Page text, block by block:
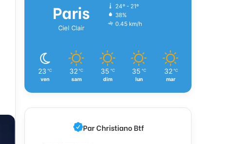
Paris
Ciel Clair
24º - 21º
38%
0.45 km/h
23 ℃
ven
32 ℃
sam
35 ℃
dim
35 ℃
lun
32 ℃
mar
Par Christiano Btf